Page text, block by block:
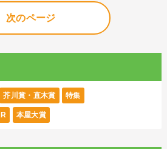
次のページ
芥川賞・直木賞 特集
本屋大賞